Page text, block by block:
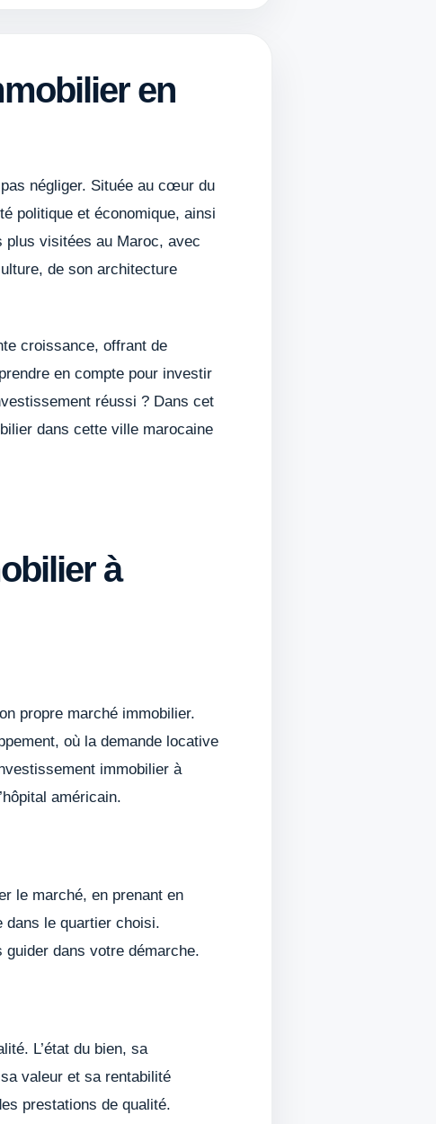
en
négliger. Située au cœur du
politique et économique, ainsi
plus visitées au Maroc, avec
de son architecture
croissance, offrant de
en compte pour investir
réussi ? Dans cet
dans cette ville marocaine
à
propre marché immobilier.
où la demande locative
immobilier à
américain.
le marché, en prenant en
dans le quartier choisi.
dans votre démarche.
L’état du bien, sa
valeur et sa rentabilité
prestations de qualité.